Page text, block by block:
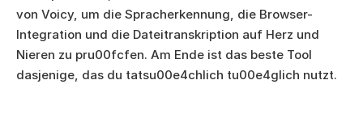
von Voicy, um die Spracherkennung, die Browser-
Integration und die Dateitranskription auf Herz und
Nieren zu pru00fcfen. Am Ende ist das beste Tool
dasjenige, das du tatsu00e4chlich tu00e4glich nutzt.